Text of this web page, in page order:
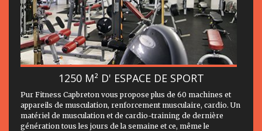
1250 M² D' ESPACE DE SPORT
Pur Fitness Capbreton vous propose plus de 60 machines et
appareils de musculation, renforcement musculaire, cardio. Un
matériel de musculation et de cardio-training de dernière
génération tous les jours de la semaine et ce, même le